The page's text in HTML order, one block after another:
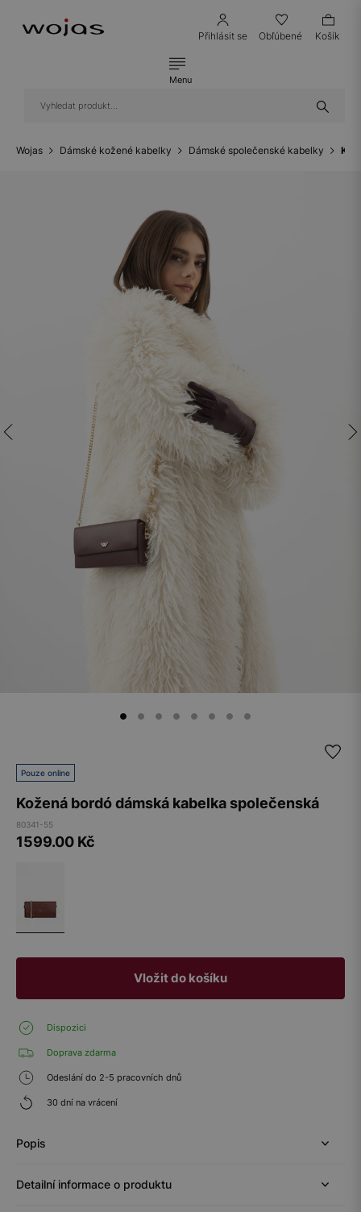
Přihlásit se Obľúbené Košík
Menu
Wojas Dámské kožené kabelky Dámské společenské kabelky
Pouze online
Kožená bordó dámská kabelka společenská
80341-55
1599.00 Kč
Vložit do košíku
Dispozici
Doprava zdarma
Odeslání do 2-5 pracovních dnů
30 dní na vrácení
Popis
Detailní informace o produktu